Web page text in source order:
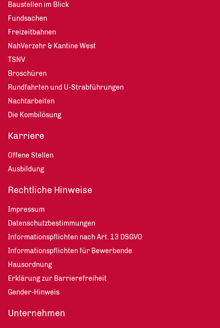
Baustellen im Blick
Fundsachen
Freizeitbahnen
NahVerzehr & Kantine West
TSNV
Broschüren
Rundfahrten und U-Strabführungen
Nachtarbeiten
Die Kombilösung
Karriere
Offene Stellen
Ausbildung
Rechtliche Hinweise
Impressum
Datenschutzbestimmungen
Informationspflichten nach Art. 13 DSGVO
Informationspflichten für Bewerbende
Hausordnung
Erklärung zur Barrierefreiheit
Gender-Hinweis
Unternehmen